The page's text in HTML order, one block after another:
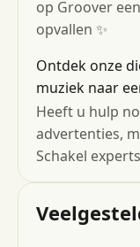
op Groover
opvallen ✨
Ontdek onze
muziek naar
Heeft u hulp
advertenties,
Schakel